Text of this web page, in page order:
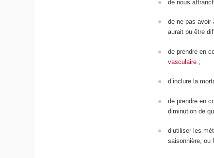
de nous
de ne pas avoir
aurait pu être
de prendre en
vasculaire;
d’inclure la
de prendre en
diminution de
d’utiliser les
saisonnière, ou